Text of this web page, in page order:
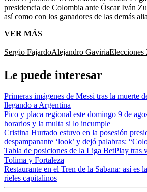
presidencia de Colombia ante Óscar Iván
así como con los ganadores de las demás
VER MÁS
Sergio FajardoAlejandro GaviriaElecciones
Le puede interesar
Primeras imágenes de Messi tras la muerte
llegando a Argentina
Pico y placa regional este domingo 9 de
horarios y la multa si lo incumple
Cristina Hurtado estuvo en la posesión
despampanante ‘look’ y dejó palabras:
Tabla de posiciones de la Liga BetPlay tras
Tolima y Fortaleza
Restaurante en el Tren de la Sabana: así es
rieles capitalinos